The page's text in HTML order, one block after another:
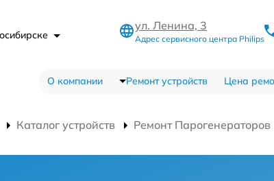
ул. Ленина, 3
Адрес сервисного центра Philips
О компании Ремонт устройств Цена
Каталог устройств Ремонт Парогенераторов